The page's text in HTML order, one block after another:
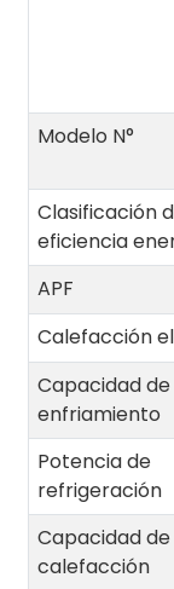
Modelo N°
Clasificación
eficiencia
APF
Calefacción
Capacidad de
enfriamiento
Potencia de
refrigeración
Capacidad de
calefacción